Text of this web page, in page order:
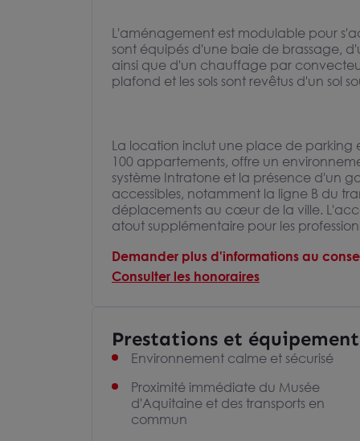
L'aménagement est modulable pour
sont équipés d'une baie de brassage,
ainsi que d'un chauffage par
plafond et les sols sont revêtus d'un sol
La location inclut une place de parking
100 appartements, offre un
système Intratone et la présence d'un
accessibles, notamment la ligne B du
déplacements au cœur de la ville.
atout supplémentaire pour les
Demander plus d'informations au
Consulter les honoraires
Prestations et
Environnement calme et sécurisé
Proximité immédiate du Musée
d'Aquitaine et des transports en
commun